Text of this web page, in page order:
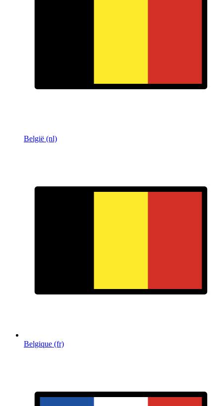
België (nl)
Belgique (fr)